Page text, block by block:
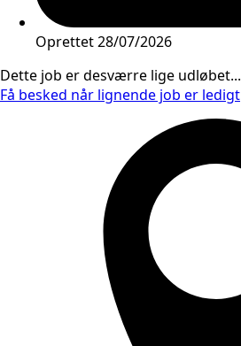
Oprettet28/07/2026
Dette job er desværre lige udløbet...
Få besked når lignende job er ledigt